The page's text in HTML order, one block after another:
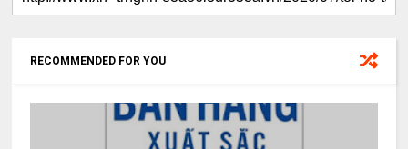
RECOMMENDED FOR YOU